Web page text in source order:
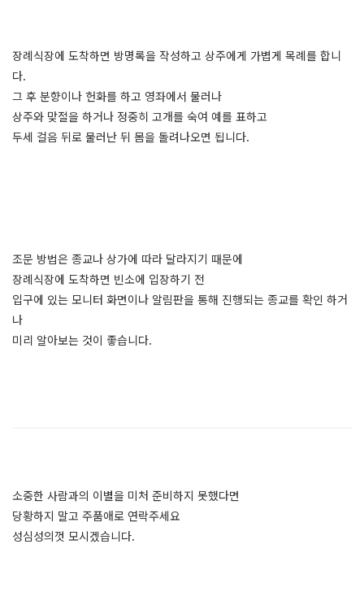
장례식장에 도착하면 방명록을 작성하고 상주에게 가볍게 목례를 합니
다.
그 후 분향이나 헌화를 하고 영좌에서 물러나
상주와 맞절을 하거나 정중히 고개를 숙여 예를 표하고
두세 걸음 뒤로 물러난 뒤 몸을 돌려나오면 됩니다.
조문 방법은 종교나 상가에 따라 달라지기 때문에
장례식장에 도착하면 빈소에 입장하기 전
입구에 있는 모니터 화면이나 알림판을 통해 진행되는 종교를 확인 하거
나
미리 알아보는 것이 좋습니다.
소중한 사람과의 이별을 미처 준비하지 못했다면
당황하지 말고 주품애로 연락주세요
성심성의껏 모시겠습니다.